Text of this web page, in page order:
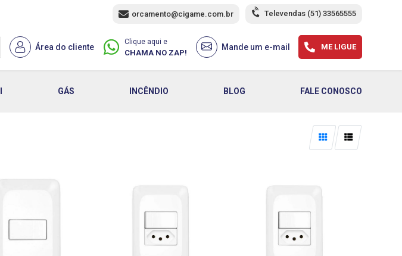
orcamento@cigame.com.br Televendas (51) 33565555
Área do cliente
Clique aqui e
CHAMA NO ZAP!
Mande um e-mail ME LIGUE
GÁS INCÊNDIO BLOG FALE CONOSCO